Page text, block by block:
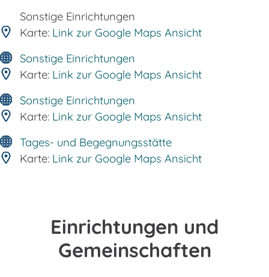
Sonstige Einrichtungen
Karte: Link zur Google Maps Ansicht
Sonstige Einrichtungen
Karte: Link zur Google Maps Ansicht
Sonstige Einrichtungen
Karte: Link zur Google Maps Ansicht
Tages- und Begegnungsstätte
Karte: Link zur Google Maps Ansicht
Einrichtungen und
Gemeinschaften